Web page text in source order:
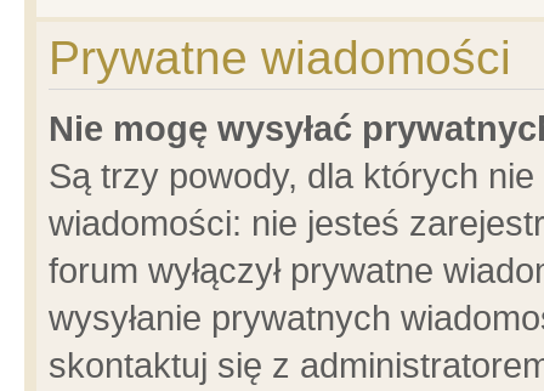
Prywatne wiadomości
Nie mogę wysyłać
Są trzy powody, dla których
wiadomości: nie jesteś
forum wyłączył prywatne
wysyłanie prywatnych
skontaktuj się z